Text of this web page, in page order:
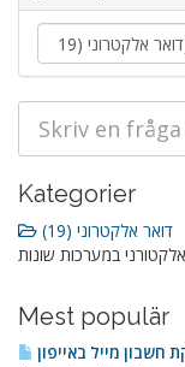
Kategorier
דואר אלקטרוני (19)
במערכות שונות
Mest populär
חשבון מייל באייפון